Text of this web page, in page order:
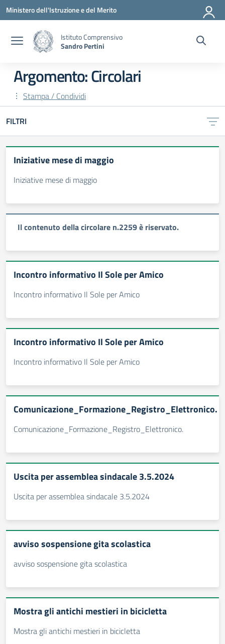
Vai ai contenuti
Vai al menu di navigazione
Vai al footer
Ministero dell'Istruzione e del Merito
Istituto Comprensivo
Sandro Pertini
Argomento: Circolari
Stampa / Condividi
FILTRI
Iniziative mese di maggio
Iniziative mese di maggio
Il contenuto della circolare n.2259 è riservato.
Incontro informativo Il Sole per Amico
Incontro informativo Il Sole per Amico
Incontro informativo Il Sole per Amico
Incontro informativo Il Sole per Amico
Comunicazione_Formazione_Registro_Elettronico.
Comunicazione_Formazione_Registro_Elettronico.
Uscita per assemblea sindacale 3.5.2024
Uscita per assemblea sindacale 3.5.2024
avviso sospensione gita scolastica
avviso sospensione gita scolastica
Mostra gli antichi mestieri in bicicletta
Mostra gli antichi mestieri in bicicletta